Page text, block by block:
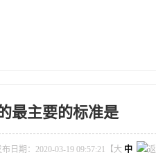
最主要的标准是
布日期：2020-03-19 09:57:21【大 中